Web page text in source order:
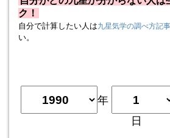
ク！
自分で計算したい人は九星気学の調べ方記事
い。
年
日